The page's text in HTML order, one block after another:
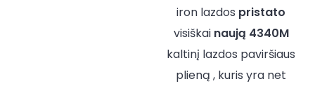
iron lazdos pristato
visiškai naują 4340M
kaltinį lazdos paviršiaus
plieną , kuris yra net